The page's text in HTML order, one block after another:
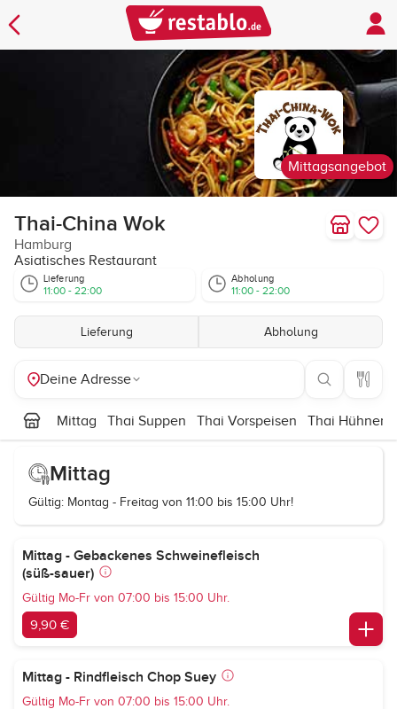
Mittagsangebot
Thai-China Wok
Hamburg
Asiatisches Restaurant
Lieferung
11:00 - 22:00
Abholung
11:00 - 22:00
Lieferung Abholung
Deine Adresse
Mittag Thai Suppen Thai Vorspeisen Thai
Mittag
Gültig: Montag - Freitag von 11:00 bis 15:00 Uhr!
Mittag - Gebackenes Schweinefleisch
(süß-sauer)
Gültig Mo-Fr von 07:00 bis 15:00 Uhr.
9,90 €
Mittag - Rindfleisch Chop Suey
Gültig Mo-Fr von 07:00 bis 15:00 Uhr.